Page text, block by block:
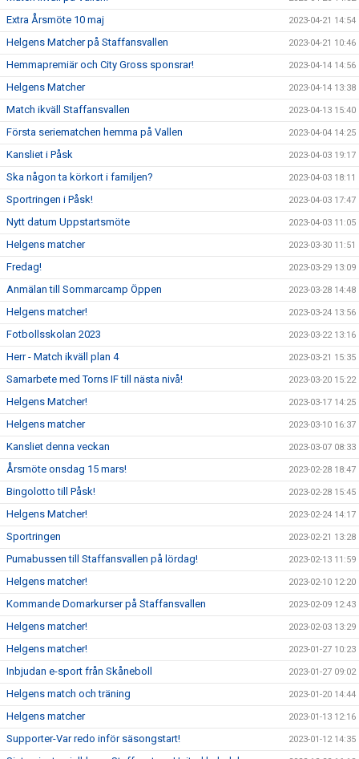
Extra Årsmöte 10 maj 2023-04-21 14:54
Helgens Matcher på Staffansvallen 2023-04-21 10:46
Hemmapremiär och City Gross sponsrar! 2023-04-14 14:56
Helgens Matcher 2023-04-14 13:38
Match ikväll Staffansvallen 2023-04-13 15:40
Första seriematchen hemma på Vallen 2023-04-04 14:25
Kansliet i Påsk 2023-04-03 19:17
Ska någon ta körkort i familjen? 2023-04-03 18:11
Sportringen i Påsk! 2023-04-03 17:47
Nytt datum Uppstartsmöte 2023-04-03 11:05
Helgens matcher 2023-03-30 11:51
Fredag! 2023-03-29 13:09
Anmälan till Sommarcamp Öppen 2023-03-28 14:48
Helgens matcher! 2023-03-24 13:56
Fotbollsskolan 2023 2023-03-22 13:16
Herr - Match ikväll plan 4 2023-03-21 15:35
Samarbete med Torns IF till nästa nivå! 2023-03-20 15:22
Helgens Matcher! 2023-03-17 14:25
Helgens matcher 2023-03-10 16:37
Kansliet denna veckan 2023-03-07 08:33
Årsmöte onsdag 15 mars! 2023-02-28 18:47
Bingolotto till Påsk! 2023-02-28 15:45
Helgens Matcher! 2023-02-24 14:17
Sportringen 2023-02-21 13:28
Pumabussen till Staffansvallen på lördag! 2023-02-13 11:59
Helgens matcher! 2023-02-10 12:20
Kommande Domarkurser på Staffansvallen 2023-02-09 12:43
Helgens matcher! 2023-02-03 13:29
Helgens matcher! 2023-01-27 10:23
Inbjudan e-sport från Skåneboll 2023-01-27 09:02
Helgens match och träning 2023-01-20 14:44
Helgens matcher 2023-01-13 12:16
Supporter-Var redo inför säsongstart! 2023-01-12 14:35